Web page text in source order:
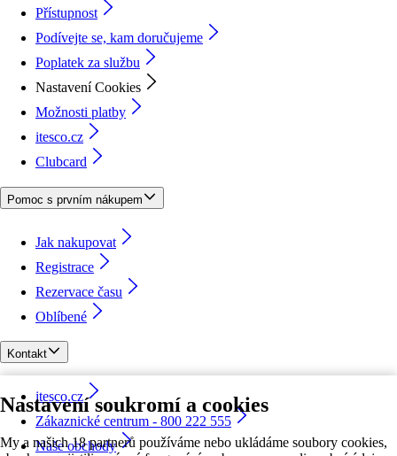
Nastavení soukromí a cookies
My a našich 18 partnerů používáme nebo ukládáme soubory cookies,
Přístupnost
Podívejte se, kam doručujeme
Poplatek za službu
Nastavení Cookies
Možnosti platby
itesco.cz
Clubcard
Pomoc s prvním nákupem
Jak nakupovat
Registrace
Rezervace času
Oblíbené
Kontakt
itesco.cz
Zákaznické centrum - 800 222 555
Naše obchody